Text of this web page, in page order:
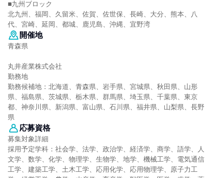
■九州ブロック
北九州、福岡、久留米、佐賀、佐世保、長崎、大分、熊本、八
代、宮崎、延岡、都城、鹿児島、沖縄、宜野湾
開催地
青森県
丸井産業株式会社
勤務地
勤務候補地：北海道、青森県、岩手県、宮城県、秋田県、山形
県、福島県、茨城県、栃木県、群馬県、埼玉県、千葉県、東京
都、神奈川県、新潟県、富山県、石川県、福井県、山梨県、長野
県
応募資格
募集対象詳細
採用予定学科：社会学、法学、政治学、経済学、商学、語学、人
文学、数学、化学、物理学、生物学、地学、機械工学、電気通信
工学、建築工学、土木工学、応用化学、応用物理学、原子力工